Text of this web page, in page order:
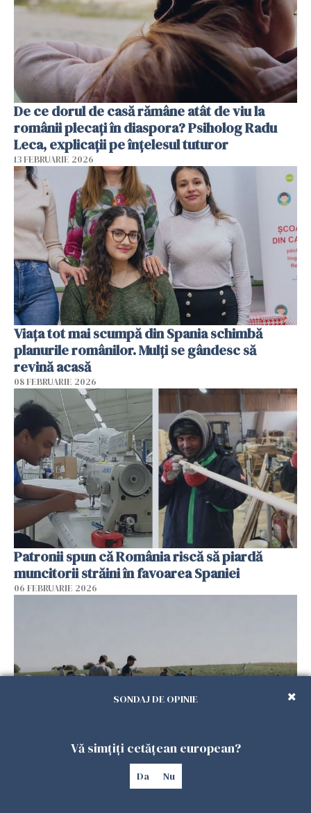
De ce dorul de casă rămâne atât de viu la
românii plecați în diaspora? Psiholog Radu
Leca, explicații pe înțelesul tuturor
13 FEBRUARIE 2026
Viața tot mai scumpă din Spania schimbă
planurile românilor. Mulți se gândesc să
revină acasă
08 FEBRUARIE 2026
Patronii spun că România riscă să piardă
muncitorii străini în favoarea Spaniei
06 FEBRUARIE 2026
Muncitori români exploatați de clanul „Muti”
în Spania: 17 arestări în urma unui raid al
SONDAJ DE OPINIE
Vă simțiți cetățean european?
Da Nu